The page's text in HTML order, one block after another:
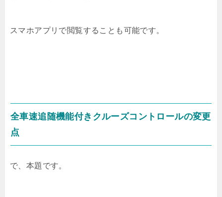
スマホアプリで閲覧することも可能です。
全車速追随機能付きクルーズコントロールの変更
点
で、本題です。